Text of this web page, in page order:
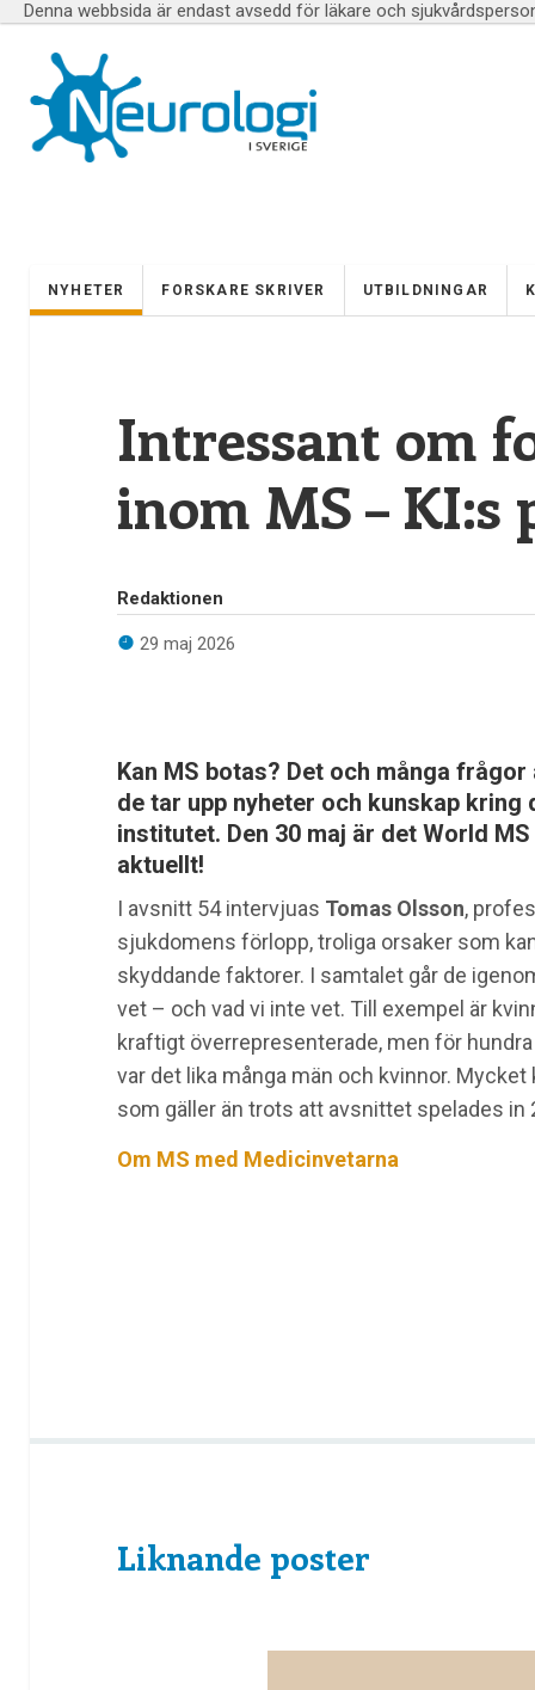
Denna webbsida är endast avsedd för läkare och
NYHETER FORSKARE SKRIVER UTBILDNINGAR
Intressant om
inom MS – KI:s
Redaktionen
29 maj 2026
Kan MS botas? Det och många
de tar upp nyheter och kunskap
institutet. Den 30 maj är det World
aktuellt!
I avsnitt 54 intervjuas Tomas Olsson,
sjukdomens förlopp, troliga orsaker som
skyddande faktorer. I samtalet går de
vet – och vad vi inte vet. Till exempel är
kraftigt överrepresenterade, men för
var det lika många män och kvinnor. Mycket
som gäller än trots att avsnittet spelades in
Om MS med Medicinvetarna
Liknande poster